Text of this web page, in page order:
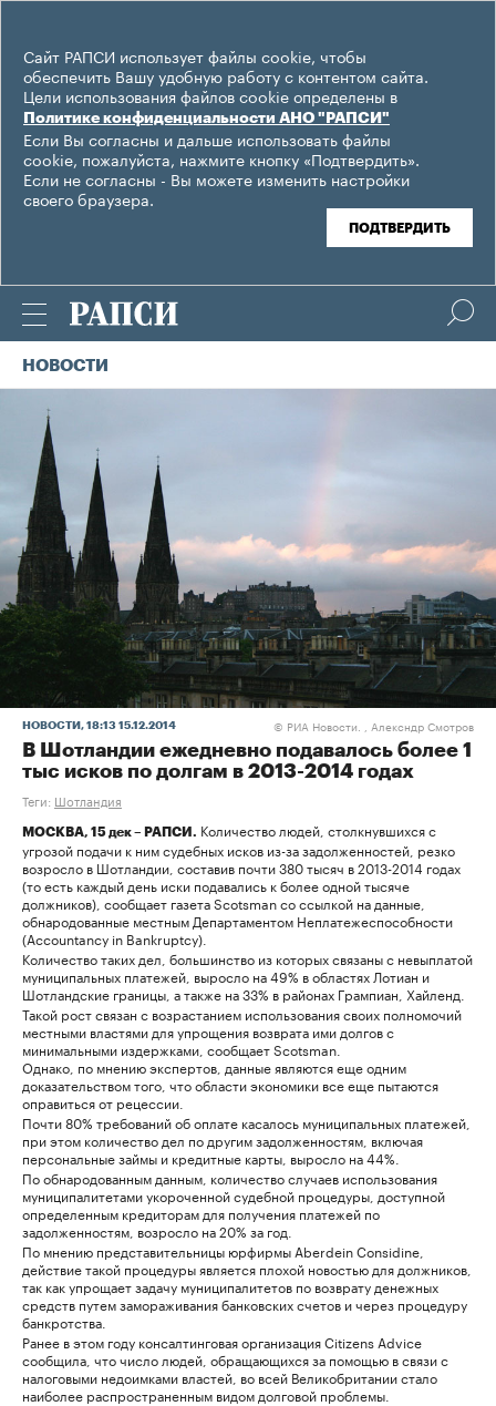
Сайт РАПСИ использует файлы cookie, чтобы
обеспечить Вашу удобную работу с контентом сайта.
Цели использования файлов cookie определены в
Политике конфиденциальности АНО "РАПСИ"
Если Вы согласны и дальше использовать файлы
cookie, пожалуйста, нажмите кнопку «Подтвердить».
Если не согласны - Вы можете изменить настройки
своего браузера.
ПОДТВЕРДИТЬ
НОВОСТИ
НОВОСТИ , 18:13 15.12.2014 © РИА Новости. , Алексндр Смотров
В Шотландии ежедневно подавалось более 1
тыс исков по долгам в 2013-2014 годах
Теги: Шотландия
МОСКВА, 15 дек – РАПСИ. Количество людей, столкнувшихся с
угрозой подачи к ним судебных исков из-за задолженностей, резко
возросло в Шотландии, составив почти 380 тысяч в 2013-2014 годах
(то есть каждый день иски подавались к более одной тысяче
должников), сообщает газета Scotsman со ссылкой на данные,
обнародованные местным Департаментом Неплатежеспособности
(Accountancy in Bankruptcy).
Количество таких дел, большинство из которых связаны с невыплатой
муниципальных платежей, выросло на 49% в областях Лотиан и
Шотландские границы, а также на 33% в районах Грампиан, Хайленд.
Такой рост связан с возрастанием использования своих полномочий
местными властями для упрощения возврата ими долгов с
минимальными издержками, сообщает Scotsman.
Однако, по мнению экспертов, данные являются еще одним
доказательством того, что области экономики все еще пытаются
оправиться от рецессии.
Почти 80% требований об оплате касалось муниципальных платежей,
при этом количество дел по другим задолженностям, включая
персональные займы и кредитные карты, выросло на 44%.
По обнародованным данным, количество случаев использования
муниципалитетами укороченной судебной процедуры, доступной
определенным кредиторам для получения платежей по
задолженностям, возросло на 20% за год.
По мнению представительницы юрфирмы Aberdein Considine,
действие такой процедуры является плохой новостью для должников,
так как упрощает задачу муниципалитетов по возврату денежных
средств путем замораживания банковских счетов и через процедуру
банкротства.
Ранее в этом году консалтинговая организация Citizens Advice
сообщила, что число людей, обращающихся за помощью в связи с
налоговыми недоимками властей, во всей Великобритании стало
наиболее распространенным видом долговой проблемы.